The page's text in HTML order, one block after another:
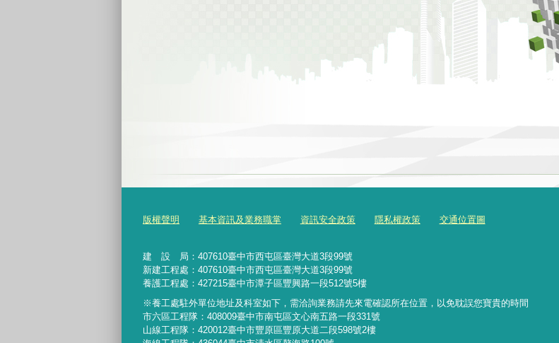
版權聲明 基本資訊及業務職掌 資訊安全政策 隱私權政策 交通位置圖
建 設 局： 407610臺中市西屯區臺灣大道3段99號
新建工程處：407610臺中市西屯區臺灣大道3段99號
養護工程處：427215臺中市潭子區豐興路一段512號5樓
※養工處駐外單位地址及科室如下，需洽詢業務請先來電確認所在位置，以免耽誤您寶貴的時間
市六區工程隊：408009臺中市南屯區文心南五路一段331號
山線工程隊：420012臺中市豐原區豐原大道二段598號2樓